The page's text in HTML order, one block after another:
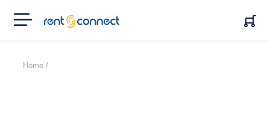
RENT'N
CONNECT
Home /